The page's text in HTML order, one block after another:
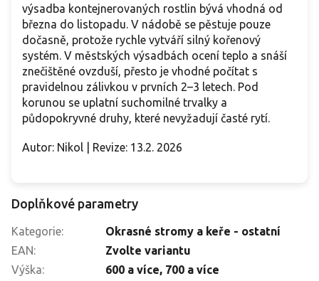
výsadba kontejnerovaných rostlin bývá vhodná od
března do listopadu. V nádobě se pěstuje pouze
dočasně, protože rychle vytváří silný kořenový
systém. V městských výsadbách ocení teplo a snáší
znečištěné ovzduší, přesto je vhodné počítat s
pravidelnou zálivkou v prvních 2–3 letech. Pod
korunou se uplatní suchomilné trvalky a
půdopokryvné druhy, které nevyžadují časté rytí.
Autor: Nikol | Revize: 13.2. 2026
Doplňkové parametry
Kategorie:
Okrasné stromy a keře - ostatní
EAN:
Zvolte variantu
Výška: 600 a více, 700 a více